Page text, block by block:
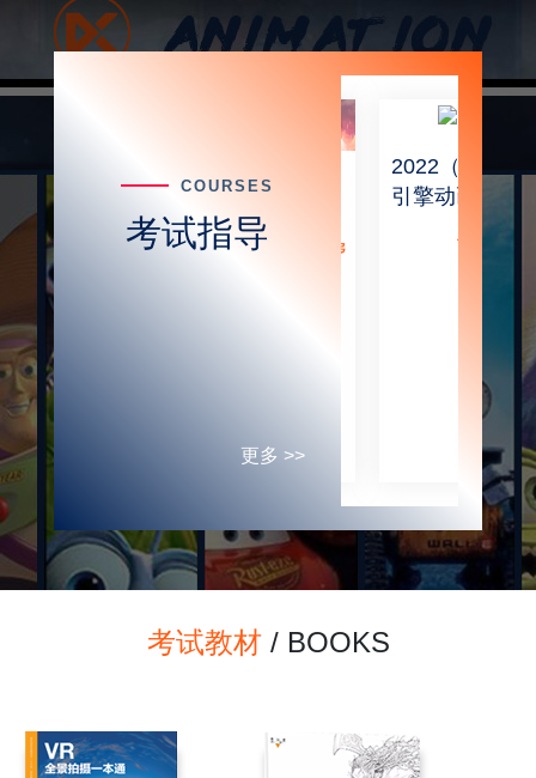
COURSES
考试指导
更多 >>
概念设计真
题解析免费
免费
2022（上）
引擎动画真
免费
考试教材/ BOOKS